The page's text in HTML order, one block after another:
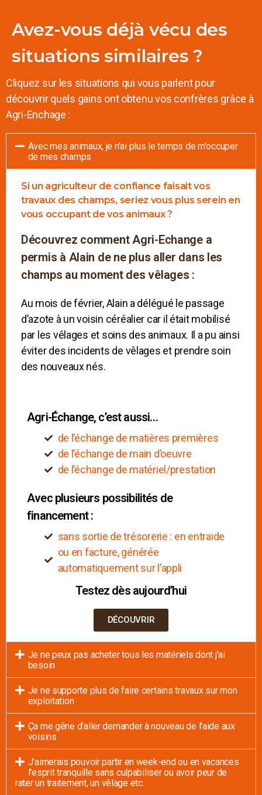
Avez-vous déjà vécu des
situations similaires ?
Cliquez sur les situations qui vous parlent pour
découvrir quels gains ont obtenu vos confrères grâce à
Agri-Enchage :
Avec mes animaux, je n'ai plus le temps de m'occuper
de mes champs
Si un agriculteur de confiance faisait vos
travaux des champs, seriez vous plus serein en
vous occupant de vos animaux ?
Découvrez comment Agri-Echange a
permis à Alain de ne plus aller dans les
champs au moment des vêlages :
Au mois de février, Alain a délégué le passage
d’azote à un voisin céréalier car il était mobilisé
par les vêlages et soins des animaux. Il a pu ainsi
éviter des incidents de vêlages et prendre soin
des nouveaux nés.
Agri-Échange, c’est aussi…
de l’échange de matières premières
de l’échange de main d’oeuvre
de l’échange de matériel/prestation
Avec plusieurs possibilités de
financement :
sans sortie de trésorerie : en entraide
ou en facture, générée
automatiquement sur l’appli
Testez dès aujourd’hui
DÉCOUVRIR
Je ne peux pas acheter tous les matériels dont j'ai
besoin
Je ne supporte plus de faire certains travaux sur mon
exploitation
Ça me gêne d'aller demander à nouveau de l'aide aux
voisins
J'aimerais pouvoir partir en week-end ou en vacances
l'esprit tranquille sans culpabiliser ou avoir peur de
rater un traitement, un vêlage etc.